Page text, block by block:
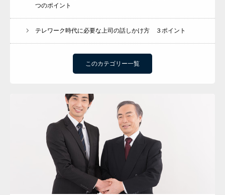
つのポイント
テレワーク時代に必要な上司の話しかけ方 ３ポイント
このカテゴリー一覧